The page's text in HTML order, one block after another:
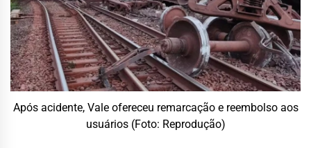
Após acidente, Vale ofereceu remarcação e reembolso aos
usuários (Foto: Reprodução)